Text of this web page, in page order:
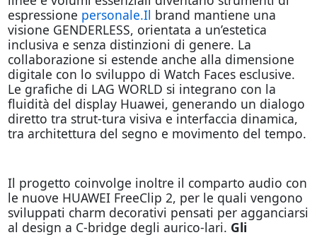
espressione personale.Il brand mantiene una
visione GENDERLESS, orientata a un’estetica
inclusiva e senza distinzioni di genere. La
collaborazione si estende anche alla dimensione
digitale con lo sviluppo di Watch Faces esclusive.
Le grafiche di LAG WORLD si integrano con la
fluidità del display Huawei, generando un dialogo
diretto tra strut-tura visiva e interfaccia dinamica,
tra architettura del segno e movimento del tempo.
Il progetto coinvolge inoltre il comparto audio con
le nuove HUAWEI FreeClip 2, per le quali vengono
sviluppati charm decorativi pensati per agganciarsi
al design a C-bridge degli aurico-lari. Gli